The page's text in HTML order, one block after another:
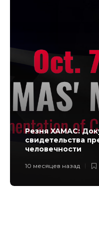
Резня ХАМАС:
свидетельства
человечности
10 месяцев назад